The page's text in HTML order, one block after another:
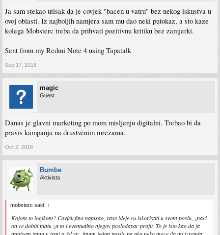
Ja sam stekao utisak da je covjek "bacen u vatru" bez nekog iskustva u
ovoj oblasti. Iz najboljih namjera sam mu dao neki putokaz, a sto kaze
kolega Mobsterc treba da prihvati pozitivnu kritiku bez zamjerki.
Sent from my Redmi Note 4 using Tapatalk
Sep 17, 2018
magic
Guest
Danas je glavni marketing po mom misljenju digitalni. Trebao bi da
pravis kampanju na drustvenim mrezama.
Oct 2, 2018
Bumbe
Aktivista
mobsterc said: ↑
Kojom to logikom? Covjek fino napisao, vase ideje cu iskoristiti u svom poslu, znaci
on ce dobiti platu za to i eventualno njegov poslodavac profit. To je isto kao da ja